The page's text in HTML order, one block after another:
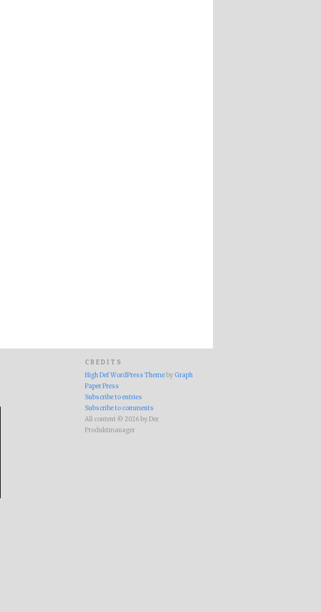
CREDITS
High Def WordPress Theme by Graph
Paper Press
Subscribe to entries
Subscribe to comments
All content © 2026 by Der
Produktmanager